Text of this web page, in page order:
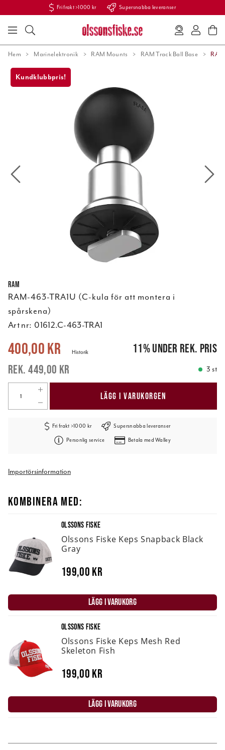
Fri frakt >1000 kr Supersnabba leveranser
Hem Marinelektronik RAM Mounts RAM Track Ball Base
Kundklubbpris!
RAM
RAM-463-TRA1U (C-kula för att montera i
spårskena)
Art nr: 01612.C-463-TRA1
Nuvarande pris:400,00 kr 449,00 kr
400,00 kr
449,00 kr
Historik 11%under rek. pris
3 st
LÄGG I VARUKORGEN
Fri frakt >1000 kr Supersnabba leveranser
Personlig service Betala med Walley
Importörsinformation
KOMBINERA MED:
OLSSONS FISKE
Olssons Fiske Keps Snapback Black
Gray
199,00 kr
LÄGG I VARUKORG
OLSSONS FISKE
Olssons Fiske Keps Mesh Red
Skeleton Fish
199,00 kr
LÄGG I VARUKORG